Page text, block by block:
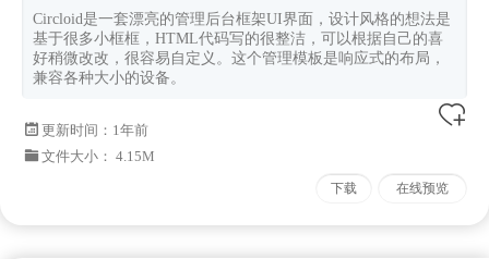
Circloid是一套漂亮的管理后台框架UI界面，设计风格的想法是
基于很多小框框，HTML代码写的很整洁，可以根据自己的喜
好稍微改改，很容易自定义。这个管理模板是响应式的布局，
兼容各种大小的设备。
更新时间： 1年前
文件大小： 4.15M
下载 在线预览